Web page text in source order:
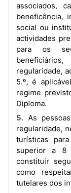
associados,
beneficência,
social ou
actividades
para os
regularidade,
5.º, é
regime
Diploma.
5. As pessoas singulares ou colectivas que, sem
regularidade,
turísticas
superior a 8
constituir
como
tutelares dos